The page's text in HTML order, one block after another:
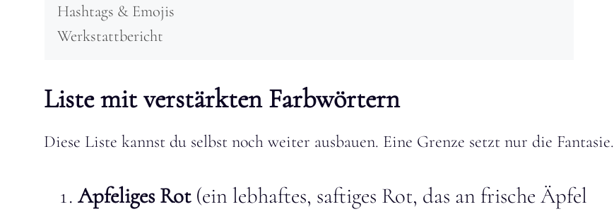
Hashtags & Emojis
Werkstattbericht
Liste mit verstärkten Farbwörtern
Diese Liste kannst du selbst noch weiter ausbauen. Eine Grenze setzt nur die Fantasie.
Apfeliges Rot(ein lebhaftes, saftiges Rot, das an frische Äpfel